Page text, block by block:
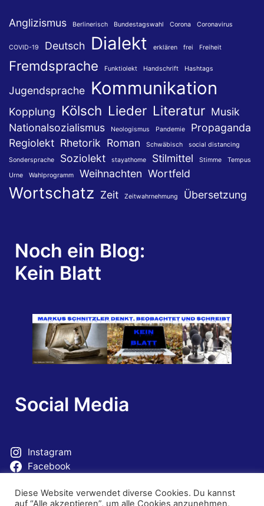
Anglizismus Berlinerisch Bundestagswahl Corona Coronavirus
COVID-19 Deutsch Dialekt erklären frei Freiheit
Fremdsprache Funktiolekt Handschrift Hashtags
Jugendsprache Kommunikation
Kopplung Kölsch Lieder Literatur Musik
Nationalsozialismus
Neologismus Pandemie
Propaganda
Regiolekt Rhetorik Roman Schwäbisch
social distancing
Sondersprache
Soziolekt stayathome Stilmittel Stimme
Tempus
Urne
Wahlprogramm Weihnachten Wortfeld
Wortschatz Zeit Zeitwahrnehmung Übersetzung
Noch ein Blog:
Kein Blatt
Social Media
Instagram
Facebook
Diese Website verwendet diverse Cookies. Du kannst
auf “Alle akzeptieren”, um alle Cookies anzunehmen,